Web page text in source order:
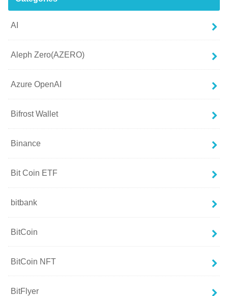
AI
Aleph Zero(AZERO)
Azure OpenAI
Bifrost Wallet
Binance
Bit Coin ETF
bitbank
BitCoin
BitCoin NFT
BitFlyer